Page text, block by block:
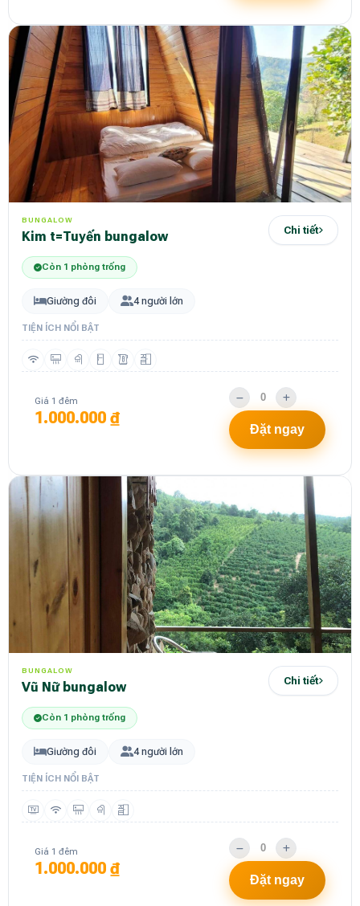
BUNGALOW
Kim t=Tuyến bungalow Chi tiết
Còn 1 phòng trống
Giường đôi 4 người lớn
TIỆN ÍCH NỔI BẬT
Giá 1 đêm
1.000.000 ₫
Đặt ngay
BUNGALOW
Vũ Nữ bungalow Chi tiết
Còn 1 phòng trống
Giường đôi 4 người lớn
TIỆN ÍCH NỔI BẬT
Giá 1 đêm
1.000.000 ₫
Đặt ngay